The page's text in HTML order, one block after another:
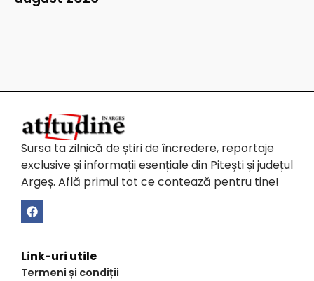
Sursa ta zilnică de știri de încredere, reportaje
exclusive și informații esențiale din Pitești și județul
Argeș. Află primul tot ce contează pentru tine!
Link-uri utile
Termeni și condiții